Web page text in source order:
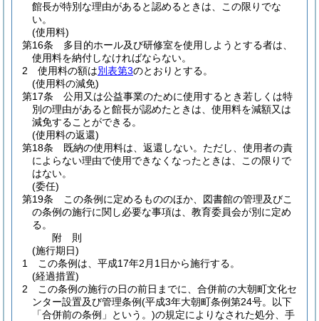
館長が特別な理由があると認めるときは、この限りでな
い。
(使用料)
第16条
多目的ホール及び研修室を使用しようとする者は、
使用料を納付しなければならない。
2
使用料の額は別表第3のとおりとする。
(使用料の減免)
第17条
公用又は公益事業のために使用するとき若しくは特
別の理由があると館長が認めたときは、使用料を減額又は
減免することができる。
(使用料の返還)
第18条
既納の使用料は、返還しない。 ただし、使用者の責
によらない理由で使用できなくなったときは、この限りで
はない。
(委任)
第19条
この条例に定めるもののほか、図書館の管理及びこ
の条例の施行に関し必要な事項は、教育委員会が別に定め
る。
附 則
(施行期日)
1
この条例は、平成17年2月1日から施行する。
(経過措置)
2
この条例の施行の日の前日までに、合併前の大朝町文化セ
ンター設置及び管理条例(平成3年大朝町条例第24号。以下
「合併前の条例」という。)の規定によりなされた処分、手